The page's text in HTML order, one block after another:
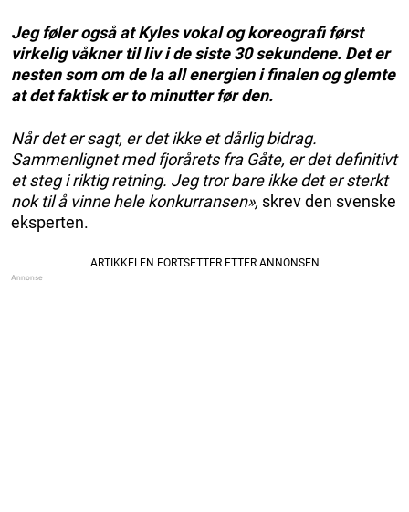
Jeg føler også at Kyles vokal og koreografi først
virkelig våkner til liv i de siste 30 sekundene. Det er
nesten som om de la all energien i finalen og glemte
at det faktisk er to minutter før den.
Når det er sagt, er det ikke et dårlig bidrag.
Sammenlignet med fjorårets fra Gåte, er det definitivt
et steg i riktig retning. Jeg tror bare ikke det er sterkt
nok til å vinne hele konkurransen», skrev den svenske
eksperten.